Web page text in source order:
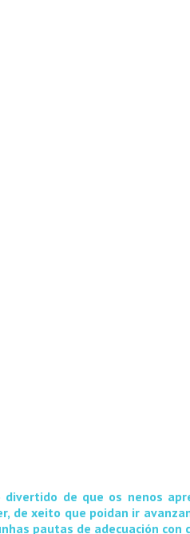
de que os nenos
xeito que poidan ir
pautas de adecuación con